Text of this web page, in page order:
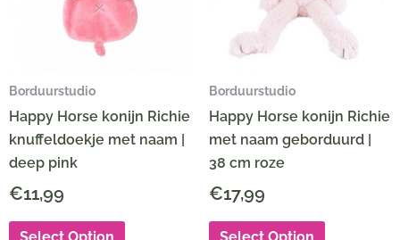
Borduurstudio
Happy Horse konijn Richie
knuffeldoekje met naam |
deep pink
€11,99
Borduurstudio
Happy Horse konijn Richie
met naam geborduurd |
38 cm roze
€17,99